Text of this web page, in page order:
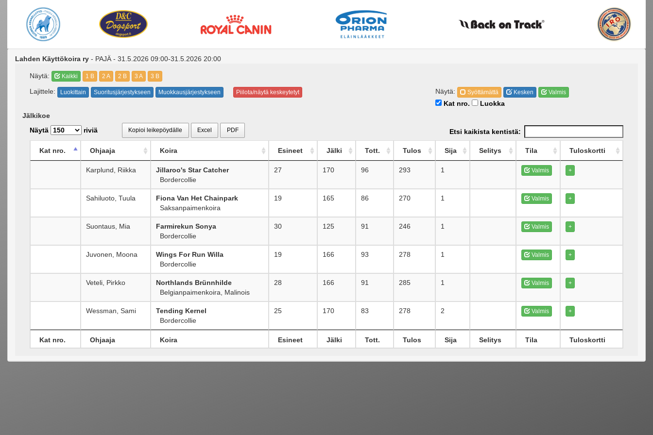
Lahden Käyttökoira ry - PAJÄ - 31.5.2026 09:00-31.5.2026 20:00
Näytä: Kaikki 1 B 2 A 2 B 3 A 3 B
Lajittele: Luokittain Suoritusjärjestykseen Muokkausjärjestykseen Piilota/näytä keskeytetyt Näytä: Syöttämättä Kesken Valmis
Kat nro.
Luokka
Jälkikoe
Näytä
riviä Kopioi leikepöydälle Excel PDF Etsi kaikista kentistä:
Kat nro. Ohjaaja Koira Esineet Jälki Tott. Tulos Sija Selitys Tila Tuloskortti
Karplund, Riikka
Jillaroo's Star Catcher
Bordercollie
27 170 96 293 1 Valmis +
Sahiluoto, Tuula
Fiona Van Het Chainpark
Saksanpaimenkoira
19 165 86 270 1 Valmis +
Suontaus, Mia
Farmirekun Sonya
Bordercollie
30 125 91 246 1 Valmis +
Juvonen, Moona
Wings For Run Willa
Bordercollie
19 166 93 278 1 Valmis +
Veteli, Pirkko
Northlands Brünnhilde
Belgianpaimenkoira, Malinois
28 166 91 285 1 Valmis +
Wessman, Sami
Tending Kernel
Bordercollie
25 170 83 278 2 Valmis +
Kat nro. Ohjaaja Koira Esineet Jälki Tott. Tulos Sija Selitys Tila Tuloskortti